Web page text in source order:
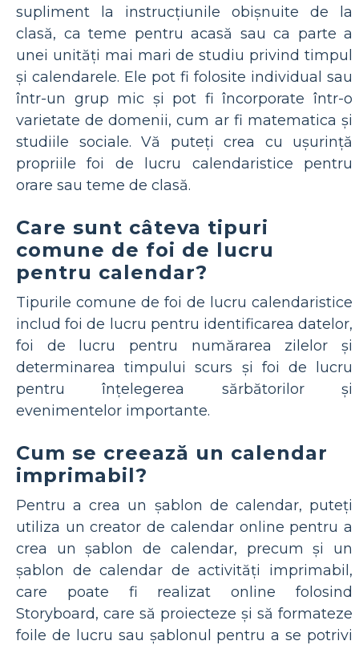
supliment la instrucțiunile obișnuite de la
clasă, ca teme pentru acasă sau ca parte a
unei unități mai mari de studiu privind timpul
și calendarele. Ele pot fi folosite individual sau
într-un grup mic și pot fi încorporate într-o
varietate de domenii, cum ar fi matematica și
studiile sociale. Vă puteți crea cu ușurință
propriile foi de lucru calendaristice pentru
orare sau teme de clasă.
Care sunt câteva tipuri
comune de foi de lucru
pentru calendar?
Tipurile comune de foi de lucru calendaristice
includ foi de lucru pentru identificarea datelor,
foi de lucru pentru numărarea zilelor și
determinarea timpului scurs și foi de lucru
pentru înțelegerea sărbătorilor și
evenimentelor importante.
Cum se creează un calendar
imprimabil?
Pentru a crea un șablon de calendar, puteți
utiliza un creator de calendar online pentru a
crea un șablon de calendar, precum și un
șablon de calendar de activități imprimabil,
care poate fi realizat online folosind
Storyboard, care să proiecteze și să formateze
foile de lucru sau șablonul pentru a se potrivi